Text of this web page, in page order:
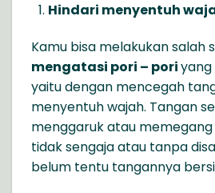
Hindari menyentuh
Kamu bisa melakukan salah
mengatasi pori – poriyang
yaitu dengan mencegah
menyentuh wajah. Tangan
menggaruk atau
tidak sengaja atau tanpa
belum tentu tangannya